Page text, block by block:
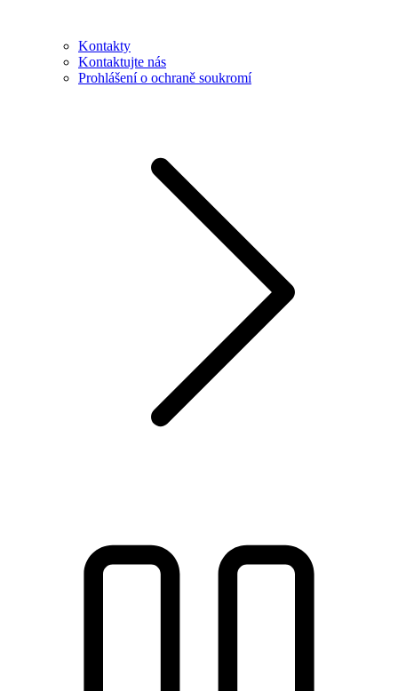
Kontakty
Kontaktujte nás
Prohlášení o ochraně soukromí